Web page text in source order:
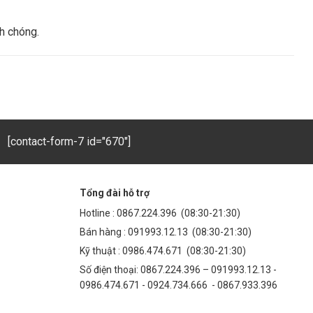
chóng.
[contact-form-7 id="670"]
Tổng đài hỗ trợ
Hotline : 0867.224.396 (08:30-21:30)
Bán hàng : 091993.12.13 (08:30-21:30)
Kỹ thuật : 0986.474.671 (08:30-21:30)
Số điện thoại: 0867.224.396 – 091993.12.13 -
0986.474.671 - 0924.734.666 - 0867.933.396